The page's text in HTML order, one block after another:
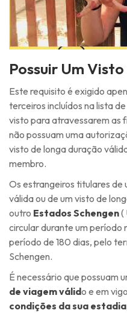
Possuir Um
Este requisito é exigido
terceiros incluídos na lista
visto para atravessarem as
não possuam uma
visto de longa duração
membro.
Os estrangeiros titulares
válida ou de um visto de
outro Estados Schengen(
circular durante um período
período de 180 dias, pelo
Schengen.
É necessário que possuam
de viagem válido e em
condições da sua estadia